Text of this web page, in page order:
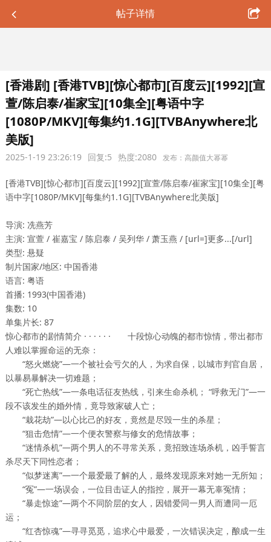
帖子详情
[香港剧] [香港TVB][惊心都市][百度云][1992][宣
萱/陈启泰/崔家宝][10集全][粤语中字
[1080P/MKV][每集约1.1G][TVBAnywhere北
美版]
2025-1-19 23:26:19 回复:5 热度:2080 发布：高颜值大幂幂
[香港TVB][惊心都市][百度云][1992][宣萱/陈启泰/崔家宝][10集全][粤
语中字[1080P/MKV][每集约1.1G][TVBAnywhere北美版]
导演: 冼燕芳
主演: 宣萱 / 崔嘉宝 / 陈启泰 / 吴列华 / 萧玉燕 / [url=]更多...[/url]
类型: 悬疑
制片国家/地区: 中国香港
语言: 粤语
首播: 1993(中国香港)
集数: 10
单集片长: 87
惊心都市的剧情简介 · · · · · · 十段惊心动魄的都市惊情，带出都市
人难以掌握命运的无奈：
“怒火燃烧”—一个被社会亏欠的人，为求自保，以城市判官自居，
以暴易暴解决一切难题；
“死亡热线”—一条电话征友热线，引来生命杀机； “呼救无门”—一
段不该发生的婚外情，竟导致家破人亡；
“栽花劫”—以心比己的好友，竟然是尽毁一生的杀星；
“狙击危情”—一个便衣警察与修女的危情故事；
“迷情杀机”—两个男人的不寻常关系，竟招致连场杀机，凶手誓言
杀尽天下同性恋者；
“似梦迷离”—一个最爱最了解的人，最终发现原来对她一无所知；
“冤”—一场误会，一位目击证人的指控，展开一幕无辜冤情；
“暴走惊途”—两个不同阶层的女人，因错爱同一男人而遭同一厄
运；
“红杏惊魂”—寻寻觅觅，追求心中最爱，一次错误决定，酿成一生